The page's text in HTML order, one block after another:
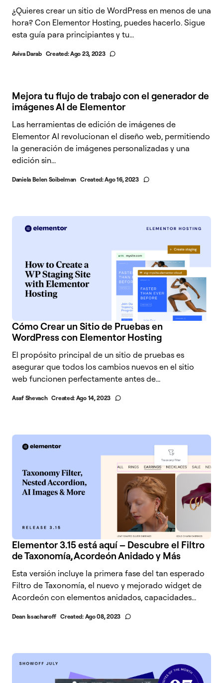
¿Quieres crear un sitio de WordPress en menos de una
hora? Con Elementor Hosting, puedes hacerlo. Sigue
esta guía para principiantes y tu...
Aviva Darab Created:Ago 23, 2023
Mejora tu flujo de trabajo con el generador de
imágenes AI de Elementor
Las herramientas de edición de imágenes de
Elementor AI revolucionan el diseño web, permitiendo
la generación de imágenes personalizadas y una
edición sin...
Daniela Belen Soibelman Created:Ago 16, 2023
Cómo Crear un Sitio de Pruebas en
WordPress con Elementor Hosting
El propósito principal de un sitio de pruebas es
asegurar que todos los cambios nuevos en el sitio
web funcionen perfectamente antes de...
Asaf Shevach Created: Ago 14, 2023
Elementor 3.15 está aquí – Descubre el Filtro
de Taxonomía, Acordeón Anidado y Más
Esta versión incluye la primera fase del tan esperado
Filtro de Taxonomía, el nuevo y mejorado widget de
Acordeón con elementos anidados, capacidades...
Dean Issacharoff Created: Ago 08, 2023